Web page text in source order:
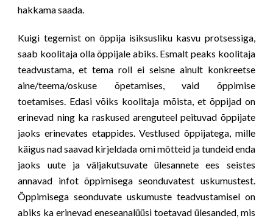
hakkama saada.
Kuigi tegemist on õppija isiksusliku kasvu protsessiga,
saab koolitaja olla õppijale abiks. Esmalt peaks koolitaja
teadvustama, et tema roll ei seisne ainult konkreetse
aine/teema/oskuse õpetamises, vaid õppimise
toetamises. Edasi võiks koolitaja mõista, et õppijad on
erinevad ning ka raskused arenguteel peituvad õppijate
jaoks erinevates etappides. Vestlused õppijatega, mille
käigus nad saavad kirjeldada omi mõtteid ja tundeid enda
jaoks uute ja väljakutsuvate ülesannete ees seistes
annavad infot õppimisega seonduvatest uskumustest.
Õppimisega seonduvate uskumuste teadvustamisel on
abiks ka erinevad eneseanalüüsi toetavad ülesanded, mis